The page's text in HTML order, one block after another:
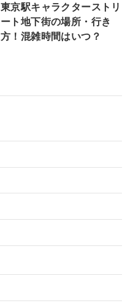
東京駅キャラクターストリ
ート地下街の場所・行き
方！混雑時間はいつ？